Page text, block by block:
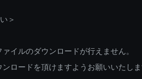
＞
イルのダウンロードが行えません。
ロードを頂けますようお願いいたしま